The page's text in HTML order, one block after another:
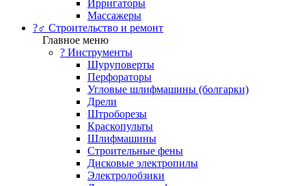
Ирригаторы
Массажеры
?‍♂️ Строительство и ремонт
Главное меню
?️ Инструменты
Шуруповерты
Перфораторы
Угловые шлифмашины (болгарки)
Дрели
Штроборезы
Краскопульты
Шлифмашины
Строительные фены
Дисковые электропилы
Электролобзики